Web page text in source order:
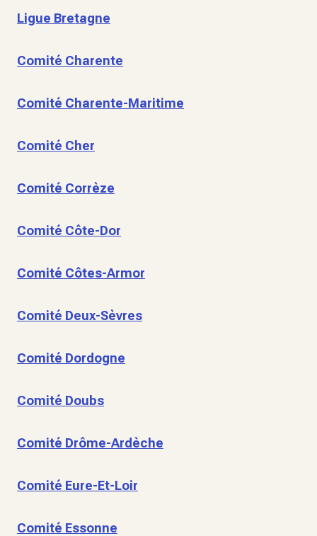
Ligue Bretagne
Comité Charente
Comité Charente-Maritime
Comité Cher
Comité Corrèze
Comité Côte-Dor
Comité Côtes-Armor
Comité Deux-Sèvres
Comité Dordogne
Comité Doubs
Comité Drôme-Ardèche
Comité Eure-Et-Loir
Comité Essonne